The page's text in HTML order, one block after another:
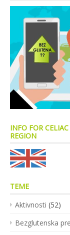
INFO FOR
REGION
TEME
Aktivnosti (52)
Bezglutenska